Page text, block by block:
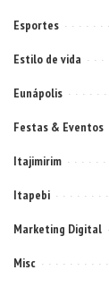
Esportes
Estilo de vida
Eunápolis
Festas & Eventos
Itajimirim
Itapebi
Marketing Digital
Misc